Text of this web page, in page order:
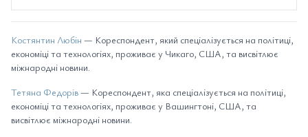
Костянтин Любін — Кореспондент, який спеціалізується на політиці,
економіці та технологіях, проживає у Чикаго, США, та висвітлює
міжнародні новини.
Тетяна Федорів— Кореспондент, яка спеціалізується на політиці,
економіці та технологіях, проживає у Вашингтоні, США, та
висвітлює міжнародні новини.